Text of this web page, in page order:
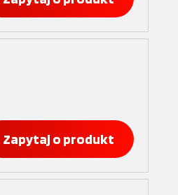
Zapytaj o produkt